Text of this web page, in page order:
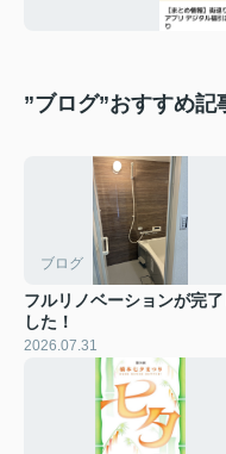
”ブログ”おすすめ記
ブログ
フルリノベーションが完了
した！
2026.07.31